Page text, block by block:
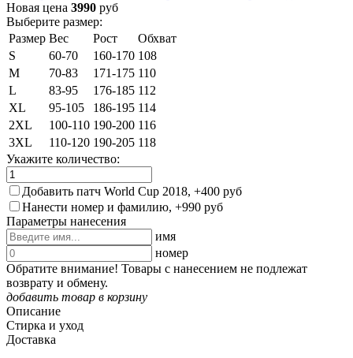
Новая цена 3990 руб
Выберите размер:
Размер Вес Рост
Обхват
S
60-70 160-170 108
M
70-83 171-175 110
L
83-95 176-185 112
XL
95-105 186-195 114
2XL
100-110 190-200 116
3XL
110-120 190-205 118
Укажите количество:
Добавить патч World Cup 2018, +400 руб
Нанести номер и фамилию, +990 руб
Параметры нанесения
имя
номер
Обратите внимание! Товары с нанесением не подлежат
возврату и обмену.
добавить товар в корзину
Описание
Стирка и уход
Доставка